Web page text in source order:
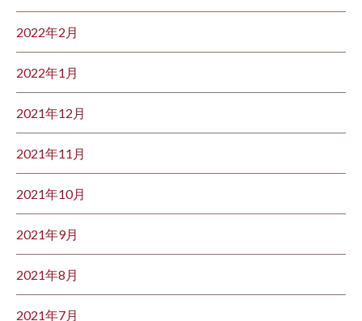
2022年2月
2022年1月
2021年12月
2021年11月
2021年10月
2021年9月
2021年8月
2021年7月